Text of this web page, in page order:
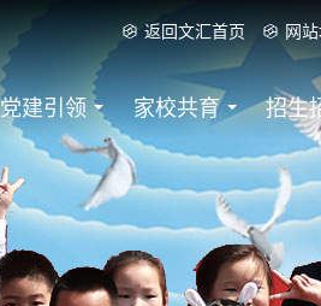
返回文汇首页 网
党建引领 家校共育 招生